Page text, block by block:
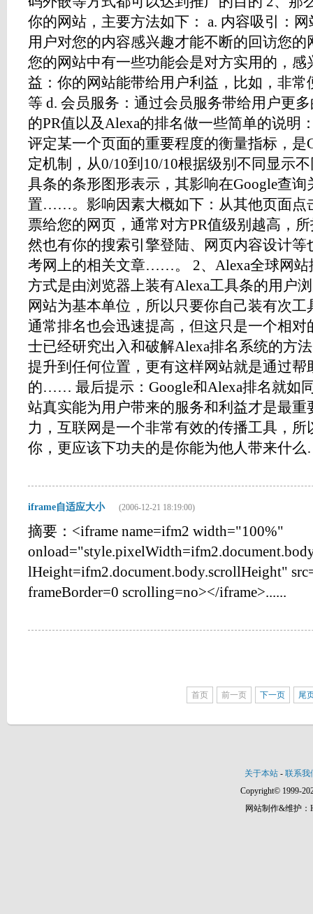
你的网站，主要方法如下： a. 内容吸引：
用户对您的内容感兴趣才能不断的回访您的
您的网站中有一些功能会是对方实用的，感
益：你的网站能带给用户利益，比如，非
等 d. 会员服务：通过会员服务带给用户更
的PR值以及Alexa的排名做一些简单的说明
评定某一个页面的重要程度的衡量指标，是
定机制，从0/10到10/10根据级别不同显示
具条的条形图形表示，其影响在Google查
置……。影响因素大概如下：从其他页面点
票给您的网页，通常对方PR值级别越高，
然也有你的搜索引擎登陆、网页内容设计等
考网上的相关文章……。 2、Alexa全球网站
方式是由浏览器上装有Alexa工具条的用户
网站为基本单位，所以只要你自己装有次
通常排名也会迅速提高，但这只是一个相对
士已经研究出入和破解Alexa排名系统的方
提升到任何位置，更有这样网站就是通过帮
的…… 最后提示：Google和Alexa排名就如
站真实能为用户带来的服务和利益才是最
力，互联网是一个非常有效的传播工具，
你，更应该下功夫的是你能为他人带来什
iframe自适应大小 (2006-12-21 18:19:00)
摘要：<iframe name=ifm2 width="100%"
lHeight=ifm2.document.body.scrollHeight"
frameBorder=0 scrolling=no></iframe>......
首页 前一页 下一页 尾
关于本站 - 联系我
Copyright© 1999-
网站制作&维护